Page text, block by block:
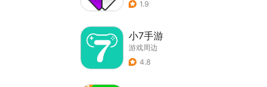
1.9
小7手游
游戏周边
4.8